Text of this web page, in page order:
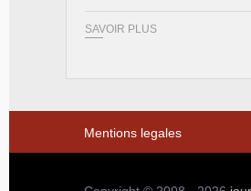
SAVOIR PLUS
Mentions legales